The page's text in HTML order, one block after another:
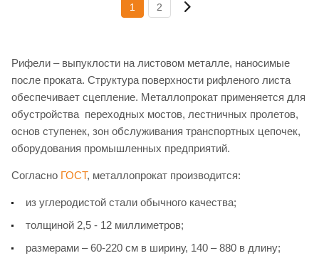
1 2
Рифели – выпуклости на листовом металле, наносимые
после проката. Структура поверхности рифленого листа
обеспечивает сцепление. Металлопрокат применяется для
обустройства переходных мостов, лестничных пролетов,
основ ступенек, зон обслуживания транспортных цепочек,
оборудования промышленных предприятий.
Согласно ГОСТ, металлопрокат производится:
из углеродистой стали обычного качества;
толщиной 2,5 - 12 миллиметров;
размерами – 60-220 см в ширину, 140 – 880 в длину;